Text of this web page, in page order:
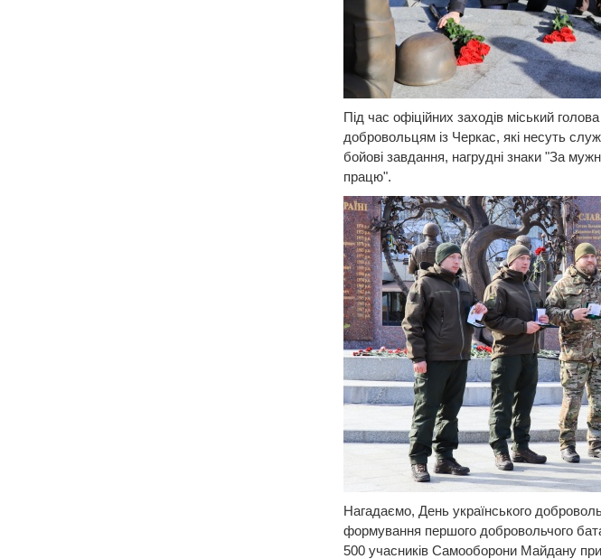
Під час офіційних заходів міський
добровольцям із Черкас, які несуть
бойові завдання, нагрудні знаки "За
працю".
Нагадаємо, День українського
формування першого добровольчого
500 учасників Самооборони Майдану